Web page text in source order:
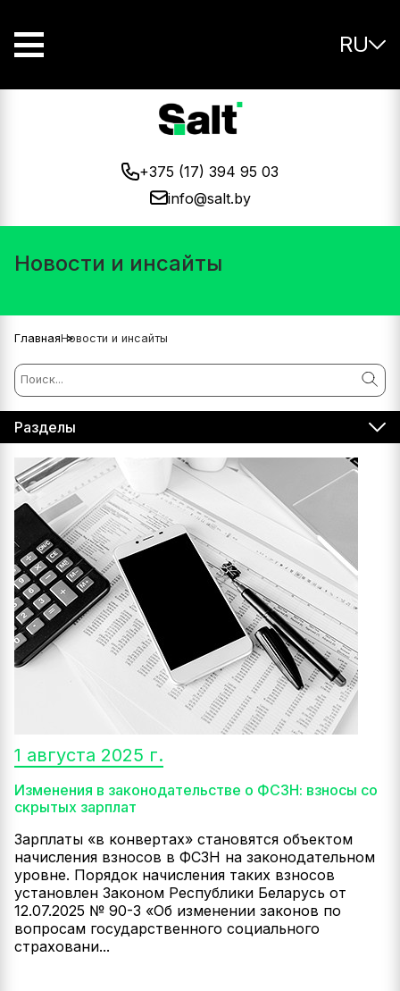
RU
+375 (17) 394 95 03
info@salt.by
Новости и инсайты
ГлавнаяНовости и инсайты
1 августа 2025 г.
Изменения в законодательстве о ФСЗН: взносы со
скрытых зарплат
Зарплаты «в конвертах» становятся объектом
начисления взносов в ФСЗН на законодательном
уровне. Порядок начисления таких взносов
установлен Законом Республики Беларусь от
12.07.2025 № 90-З «Об изменении законов по
вопросам государственного социального
страховани...
Разделы